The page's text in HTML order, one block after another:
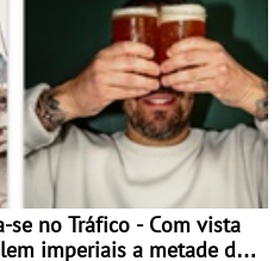
no Tráfico - Com vista
imperiais a metade do